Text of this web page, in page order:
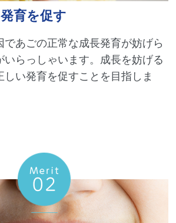
育を促す
であごの正常な成長発育が妨げら
いらっしゃいます。成長を妨げる
しい発育を促すことを目指しま